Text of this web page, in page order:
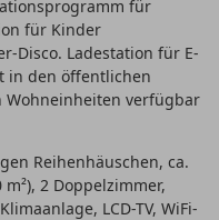
für
für Kinder
Disco. Ladestation für E-
in den öffentlichen
Wohneinheiten verfügbar
Reihenhäuschen, ca.
2 Doppelzimmer,
LCD-TV, WiFi-